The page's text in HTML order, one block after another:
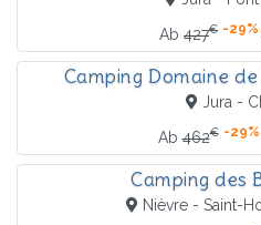
Ab 427€ -29%
Camping Domaine
Jura -
Ab462€ -29%
Camping des
Nièvre - Saint-